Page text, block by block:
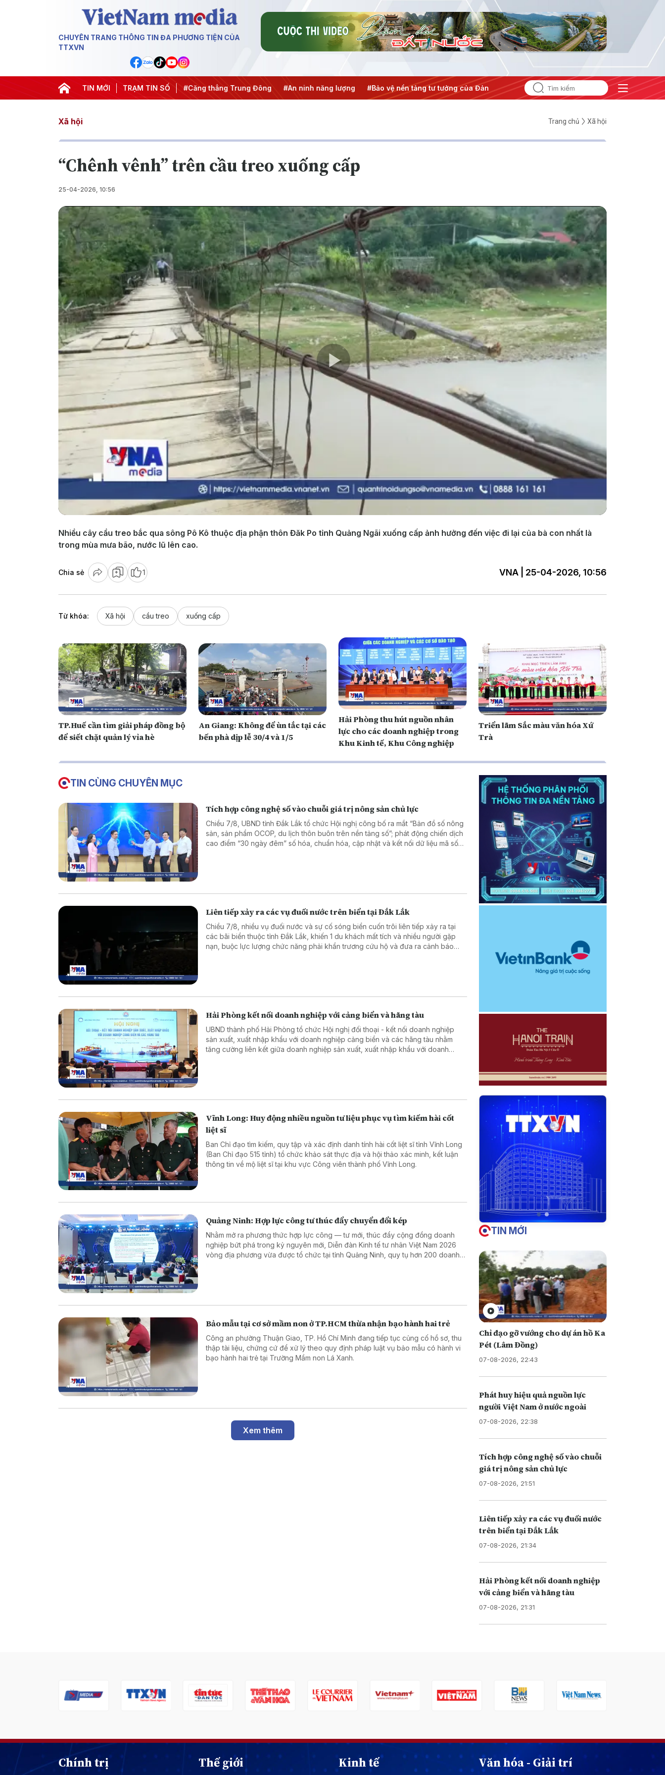
CHUYÊN TRANG THÔNG TIN ĐA PHƯƠNG TIỆN CỦA
TTXVN
TIN MỚI TRẠM TIN SỐ
500 ngày đêm #Chống khai thác IUU #Căng thẳng Trung Đông #An ninh năng lượng #Bảo vệ nền tảng tư tưởng của Đảng #Hội nghị Trung ương 3
Xã hội Trang chủ Xã hội
“Chênh vênh” trên cầu treo xuống cấp
25-04-2026, 10:56
Play
Video
Nhiều cây cầu treo bắc qua sông Pô Kô thuộc địa phận thôn Đăk Po tỉnh Quảng Ngãi xuống cấp ảnh hưởng đến việc đi lại của bà con nhất là
trong mùa mưa bão, nước lũ lên cao.
Chia sẻ 1 VNA | 25-04-2026, 10:56
Từ khóa: Xã hội cầu treo xuống cấp
TP.Huế cần tìm giải pháp đồng bộ
để siết chặt quản lý vỉa hè
An Giang: Không để ùn tắc tại các
bến phà dịp lễ 30/4 và 1/5
Hải Phòng thu hút nguồn nhân
lực cho các doanh nghiệp trong
Khu Kinh tế, Khu Công nghiệp
Triển lãm Sắc màu văn hóa Xứ
Trà
TIN CÙNG CHUYÊN MỤC
Tích hợp công nghệ số vào chuỗi giá trị nông sản chủ lực
Chiều 7/8, UBND tỉnh Đắk Lắk tổ chức Hội nghị công bố ra mắt “Bản đồ số nông
sản, sản phẩm OCOP, du lịch thôn buôn trên nền tảng số”; phát động chiến dịch
cao điểm “30 ngày đêm” số hóa, chuẩn hóa, cập nhật và kết nối dữ liệu mã số
Liên tiếp xảy ra các vụ đuối nước trên biển tại Đắk Lắk
Chiều 7/8, nhiều vụ đuối nước và sự cố sóng biển cuốn trôi liên tiếp xảy ra tại
các bãi biển thuộc tỉnh Đắk Lắk, khiến 1 du khách mất tích và nhiều người gặp
nạn, buộc lực lượng chức năng phải khẩn trương cứu hộ và đưa ra cảnh báo
Hải Phòng kết nối doanh nghiệp với cảng biển và hãng tàu
UBND thành phố Hải Phòng tổ chức Hội nghị đối thoại - kết nối doanh nghiệp
sản xuất, xuất nhập khẩu với doanh nghiệp cảng biển và các hãng tàu nhằm
tăng cường liên kết giữa doanh nghiệp sản xuất, xuất nhập khẩu với doanh
Vĩnh Long: Huy động nhiều nguồn tư liệu phục vụ tìm kiếm hài cốt
liệt sĩ
Ban Chỉ đạo tìm kiếm, quy tập và xác định danh tính hài cốt liệt sĩ tỉnh Vĩnh Long
(Ban Chỉ đạo 515 tỉnh) tổ chức khảo sát thực địa và hội thảo xác minh, kết luận
thông tin về mộ liệt sĩ tại khu vực Công viên thành phố Vĩnh Long.
Quảng Ninh: Hợp lực công tư thúc đẩy chuyển đổi kép
Nhằm mở ra phương thức hợp lực công — tư mới, thúc đẩy cộng đồng doanh
nghiệp bứt phá trong kỷ nguyên mới, Diễn đàn Kinh tế tư nhân Việt Nam 2026
vòng địa phương vừa được tổ chức tại tỉnh Quảng Ninh, quy tụ hơn 200 doanh
Bảo mẫu tại cơ sở mầm non ở TP.HCM thừa nhận bạo hành hai trẻ
Công an phường Thuận Giao, TP. Hồ Chí Minh đang tiếp tục củng cố hồ sơ, thu
thập tài liệu, chứng cứ để xử lý theo quy định pháp luật vụ bảo mẫu có hành vi
bạo hành hai trẻ tại Trường Mầm non Lá Xanh.
Xem thêm
TIN MỚI
Chỉ đạo gỡ vướng cho dự án hồ Ka
Pét (Lâm Đồng)
07-08-2026, 22:43
Phát huy hiệu quả nguồn lực
người Việt Nam ở nước ngoài
07-08-2026, 22:38
Tích hợp công nghệ số vào chuỗi
giá trị nông sản chủ lực
07-08-2026, 21:51
Liên tiếp xảy ra các vụ đuối nước
trên biển tại Đắk Lắk
07-08-2026, 21:34
Hải Phòng kết nối doanh nghiệp
với cảng biển và hãng tàu
07-08-2026, 21:31
Chính trị Thế giới Kinh tế Văn hóa - Giải trí